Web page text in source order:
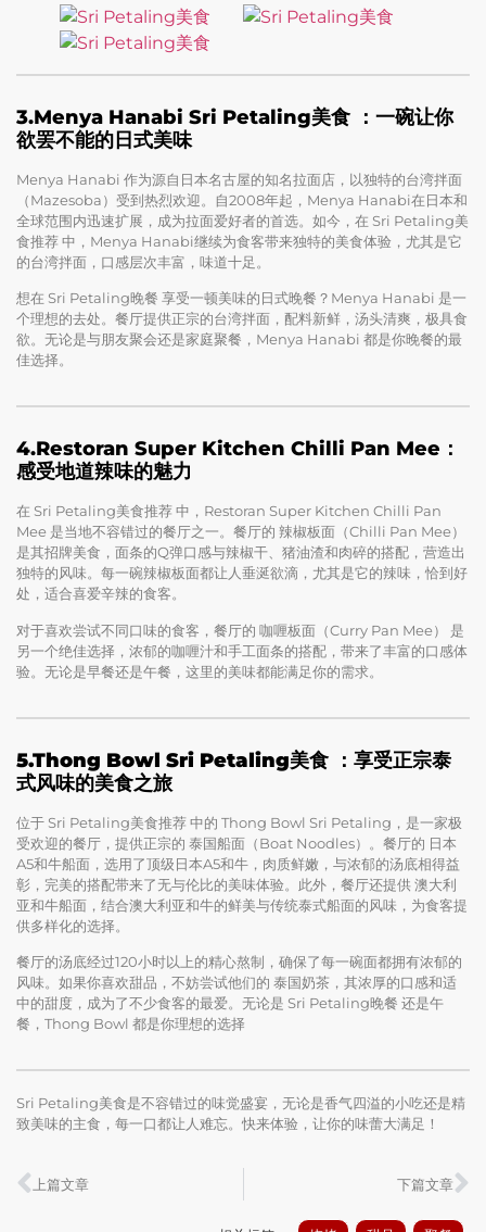
3.Menya Hanabi Sri Petaling美食 ：一碗让你
欲罢不能的日式美味
Menya Hanabi 作为源自日本名古屋的知名拉面店，以独特的台湾拌面
（Mazesoba）受到热烈欢迎。自2008年起，Menya Hanabi在日本和
全球范围内迅速扩展，成为拉面爱好者的首选。如今，在 Sri Petaling美
食推荐 中，Menya Hanabi继续为食客带来独特的美食体验，尤其是它
的台湾拌面，口感层次丰富，味道十足。
想在 Sri Petaling晚餐 享受一顿美味的日式晚餐？Menya Hanabi 是一
个理想的去处。餐厅提供正宗的台湾拌面，配料新鲜，汤头清爽，极具食
欲。无论是与朋友聚会还是家庭聚餐，Menya Hanabi 都是你晚餐的最
佳选择。
4.Restoran Super Kitchen Chilli Pan Mee：
感受地道辣味的魅力
在 Sri Petaling美食推荐 中，Restoran Super Kitchen Chilli Pan
Mee 是当地不容错过的餐厅之一。餐厅的 辣椒板面（Chilli Pan Mee）
是其招牌美食，面条的Q弹口感与辣椒干、猪油渣和肉碎的搭配，营造出
独特的风味。每一碗辣椒板面都让人垂涎欲滴，尤其是它的辣味，恰到好
处，适合喜爱辛辣的食客。
对于喜欢尝试不同口味的食客，餐厅的 咖喱板面（Curry Pan Mee） 是
另一个绝佳选择，浓郁的咖喱汁和手工面条的搭配，带来了丰富的口感体
验。无论是早餐还是午餐，这里的美味都能满足你的需求。
5.Thong Bowl Sri Petaling美食 ：享受正宗泰
式风味的美食之旅
位于 Sri Petaling美食推荐 中的 Thong Bowl Sri Petaling，是一家极
受欢迎的餐厅，提供正宗的 泰国船面（Boat Noodles）。餐厅的 日本
A5和牛船面，选用了顶级日本A5和牛，肉质鲜嫩，与浓郁的汤底相得益
彰，完美的搭配带来了无与伦比的美味体验。此外，餐厅还提供 澳大利
亚和牛船面，结合澳大利亚和牛的鲜美与传统泰式船面的风味，为食客提
供多样化的选择。
餐厅的汤底经过120小时以上的精心熬制，确保了每一碗面都拥有浓郁的
风味。如果你喜欢甜品，不妨尝试他们的 泰国奶茶，其浓厚的口感和适
中的甜度，成为了不少食客的最爱。无论是 Sri Petaling晚餐 还是午
餐，Thong Bowl 都是你理想的选择
Sri Petaling美食是不容错过的味觉盛宴，无论是香气四溢的小吃还是精
致美味的主食，每一口都让人难忘。快来体验，让你的味蕾大满足！
上篇文章 下篇文章